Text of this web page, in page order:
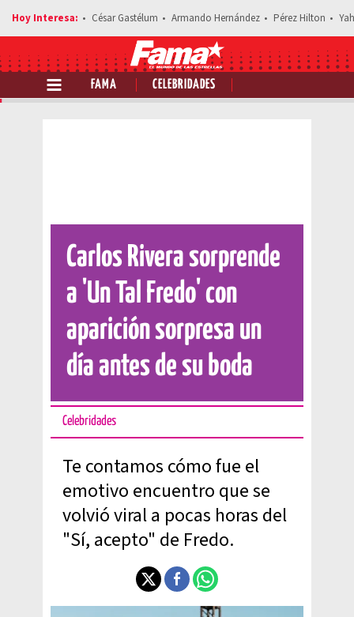
César Gastélum Armando Hernández Pérez Hilton
FAMA CELEBRIDADES
Comparte esta noticia
Carlos Rivera sorprende
a 'Un Tal Fredo' con
aparición sorpresa un
día antes de su boda
Celebridades
Te contamos cómo fue el
emotivo encuentro que se
volvió viral a pocas horas del
"Sí, acepto" de Fredo.